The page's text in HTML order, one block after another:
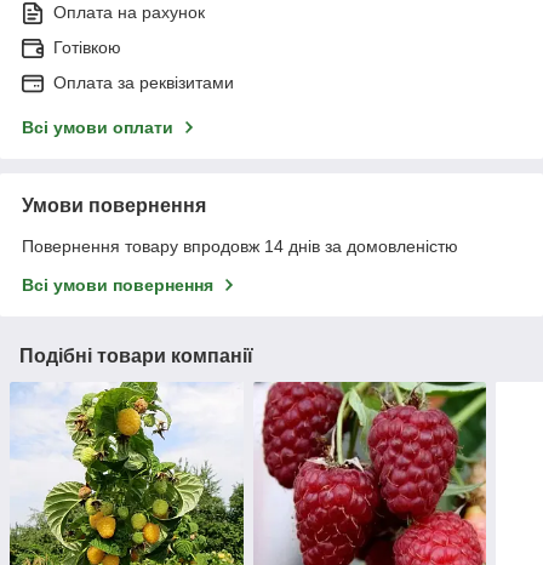
Оплата на рахунок
Готівкою
Оплата за реквізитами
Всі умови оплати
Умови повернення
Повернення товару впродовж 14 днів за домовленістю
Всі умови повернення
Подібні товари компанії